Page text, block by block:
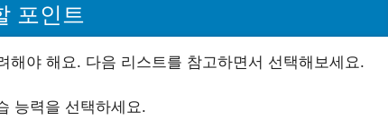
포인트
해야 해요. 다음 리스트를 참고하면서 선택해보세요.
능력을 선택하세요.